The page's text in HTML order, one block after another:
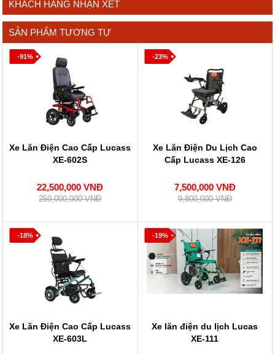
KHÁCH HÀNG NHẬN XÉT
SẢN PHẨM TƯƠNG TỰ
-91%
Xe Lăn Điện Cao Cấp Lucass
XE-602S
22,500,000 VNĐ
259,000,000 VNĐ
-23%
Xe Lăn Điện Du Lịch Cao
Cấp Lucass XE-126
7,500,000 VNĐ
9,800,000 VNĐ
-18%
Xe Lăn Điện Cao Cấp Lucass
XE-603L
-19%
Xe lăn điện du lịch Lucas
XE-111